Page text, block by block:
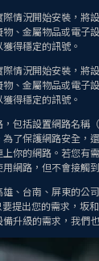
情況開始安裝，將
、金屬物品或電子
得穩定的訊號。
情況開始安裝，將
、金屬物品或電子
得穩定的訊號。
包括設置網路名稱
了保護網路安全，
你的網路。若您有
網路，但不會接觸
、台南、屏東的公
提出您的需求，坂
升級的需求，我們